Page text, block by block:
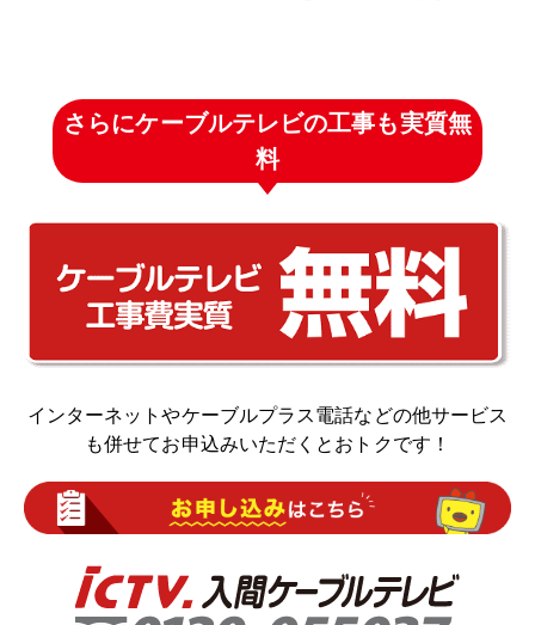
さらにケーブルテレビの工事も実質無
料
インターネットやケーブルプラス電話などの他サービス
も併せてお申込みいただくとおトクです！